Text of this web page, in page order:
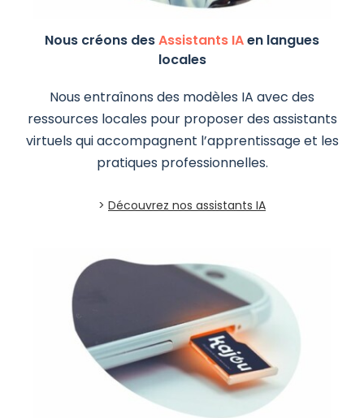
Nous créons desAssistants IAen langues
locales
Nous entraînons des modèles IA avec des
ressources locales pour proposer des assistants
virtuels qui accompagnent l’apprentissage et les
pratiques professionnelles.
> Découvrez nos assistants IA